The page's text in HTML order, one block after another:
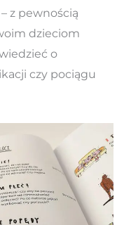
z pewnością
dzieciom
o
czy pociągu